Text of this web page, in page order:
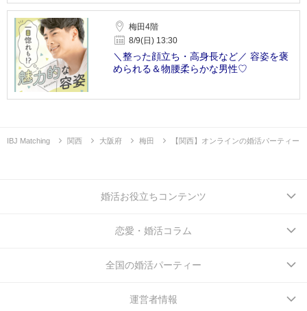
梅田4階
8/9(日) 13:30
＼整った顔立ち・高身長など／ 容姿を褒
められる＆物腰柔らかな男性♡
IBJ Matching 関西 大阪府 梅田 【関西】オンラインの婚活パーティー
婚活お役立ちコンテンツ
恋愛・婚活コラム
全国の婚活パーティー
運営者情報